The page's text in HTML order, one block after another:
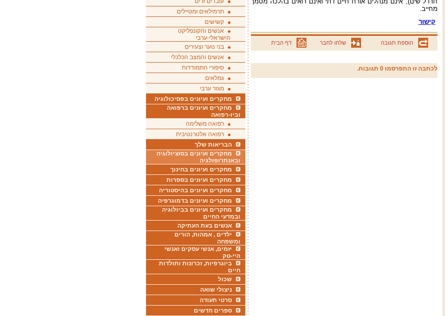
מחייב.
קישור
הוספת תגובה שלחו לחבר דף הבית
לכתבה זו התפרסמו 0 תגובות.
תרמילאים ומטיילים
קשישים
אנשים והקונפליקט
הישראלי-ערבי
בני נוער וצעירים
אנשים והמצב הכלכלי
סיפורי התמודדות
גמלאים
מגזר ערבי
מחקרים ועיונים בפסיכולוגיה
מחקרים ועיונים ברפואה
וביו-רפואה
רפואה משלימה
רפואה אלטרנטיבית
הבריאות שלך
מחקרים ועיונים בסוציולוגיה
ובאנתרופולגיה
מחקרים ועיונים בחינוך
מחקרים ועיונים בספרות
מחקרים ועיונים בהיסטוריה
מחקרים ועיונים בדמוגרפיה
מחקרים ועיונים בביולוגיה
ובמדעי החיים
אנשים בעת העתיקה
ילדים , אמהות, הורים
ומשפחה
יזמים, אנשי עסקים ואנשי
היי-טק
ביוגרפיות, זכרונות ותולדות
חיים
שכול
ניצולי שואה
סרטי תעודה
ספרים חדשים